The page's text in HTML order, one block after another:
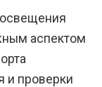
освещения
аспектом
и проверки